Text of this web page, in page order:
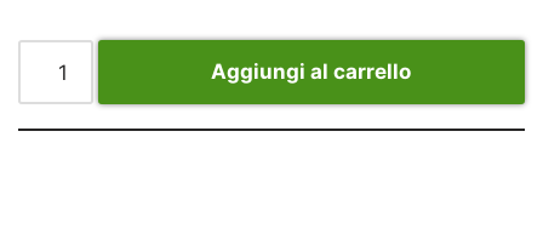
Aggiungi al carrello